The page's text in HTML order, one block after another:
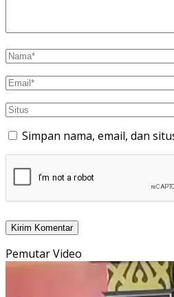
Simpan nama, email, dan
Pemutar Video